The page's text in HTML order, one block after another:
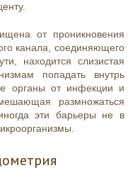
от проникновения
канала, соединяющего
находится слизистая
попадать внутрь
органы от инфекции и
размножаться
эти барьеры не в